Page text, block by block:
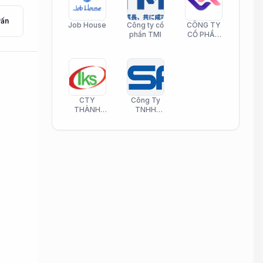
Job House
Công ty cổ
phần TMI
CÔNG TY
CỔ PHẦN
CTY
THÀNH
PHAMATECH
Công Ty
TNHH
Phần Mềm